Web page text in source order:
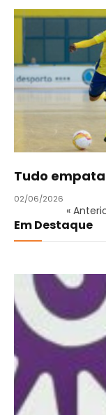
Tudo
02/06/2026
«
Em Destaque